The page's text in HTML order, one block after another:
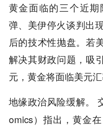
黄金面临的三个近
弹、美伊停火谈判出
后的技术性抛盘。若
解决其财政问题，吸
元，黄金将面临美元
地缘政治风险缓解。
omics）指出，黄金